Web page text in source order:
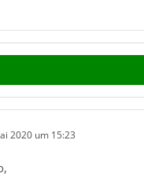
2020 um 15:23